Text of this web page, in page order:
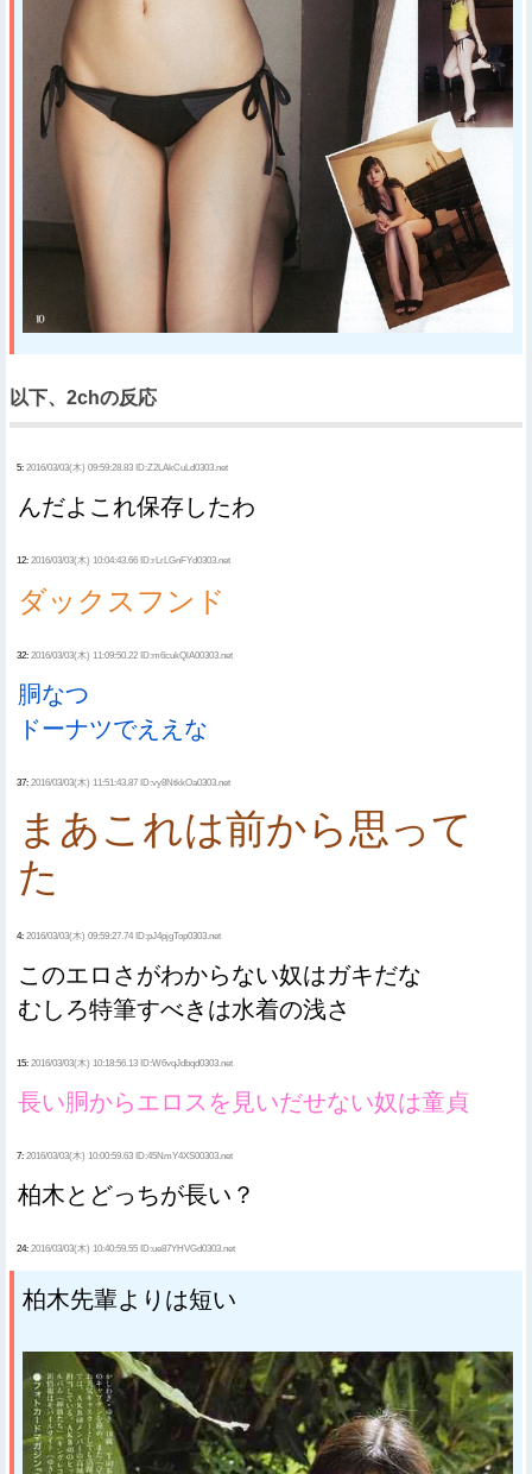
以下、2chの反応
5: 2016/03/03(木) 09:59:28.83 ID:Z2LAkCuLd0303.net
んだよこれ保存したわ
12: 2016/03/03(木) 10:04:43.66 ID:rLrLGnFYd0303.net
ダックスフンド
32: 2016/03/03(木) 11:09:50.22 ID:m6cukQlA00303.net
胴なつ
ドーナツでええな
37: 2016/03/03(木) 11:51:43.87 ID:vy8NtkkOa0303.net
まあこれは前から思って
た
4: 2016/03/03(木) 09:59:27.74 ID:pJ4pjgTop0303.net
このエロさがわからない奴はガキだな
むしろ特筆すべきは水着の浅さ
15: 2016/03/03(木) 10:18:56.13 ID:W6vqJdbqd0303.net
長い胴からエロスを見いだせない奴は童貞
7: 2016/03/03(木) 10:00:59.63 ID:45NmY4XS00303.net
柏木とどっちが長い？
24: 2016/03/03(木) 10:40:59.55 ID:ue87YHVGd0303.net
柏木先輩よりは短い